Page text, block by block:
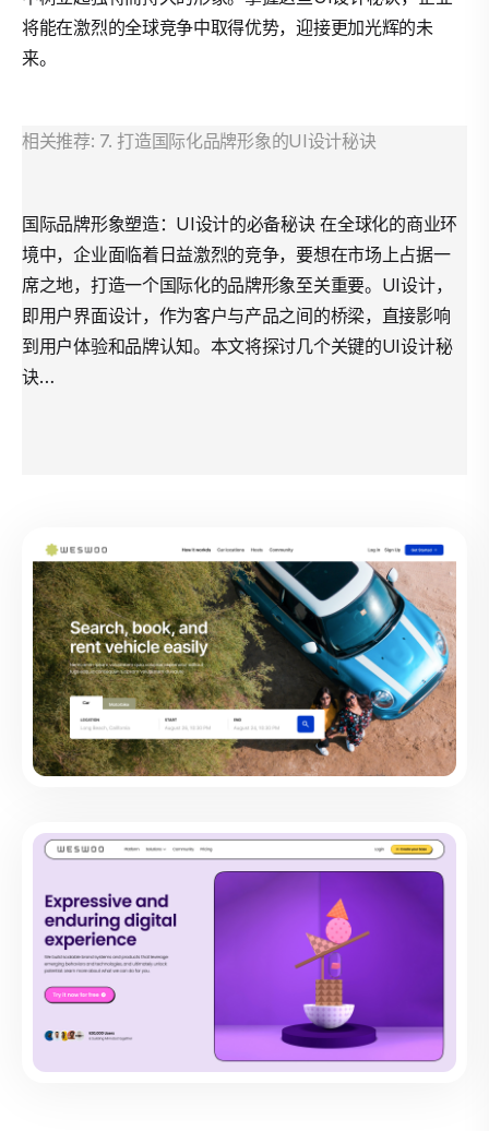
将能在激烈的全球竞争中取得优势，迎接更加光辉的未
来。
相关推荐: 7. 打造国际化品牌形象的UI设计秘诀
国际品牌形象塑造：UI设计的必备秘诀 在全球化的商业环
境中，企业面临着日益激烈的竞争，要想在市场上占据一
席之地，打造一个国际化的品牌形象至关重要。UI设计，
即用户界面设计，作为客户与产品之间的桥梁，直接影响
到用户体验和品牌认知。本文将探讨几个关键的UI设计秘
诀…